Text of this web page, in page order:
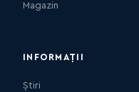
Magazin
INFORMAȚII
Știri